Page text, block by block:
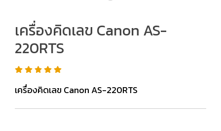
เครื่องคิดเลข Canon AS-
220RTS
เครื่องคิดเลข Canon AS-220RTS